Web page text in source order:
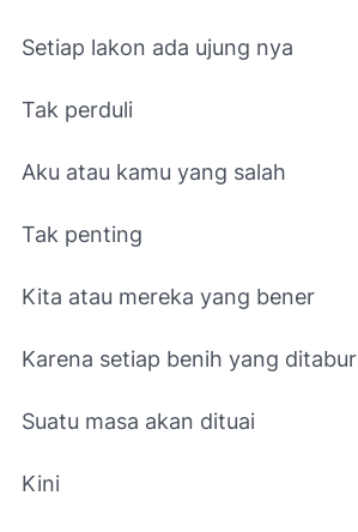
Setiap lakon ada ujung nya
Tak perduli
Aku atau kamu yang salah
Tak penting
Kita atau mereka yang bener
Karena setiap benih yang ditabur
Suatu masa akan dituai
Kini